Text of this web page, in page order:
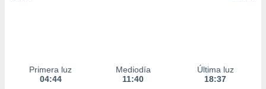
Primera luz
04:44
Mediodía
11:40
Última luz
18:37